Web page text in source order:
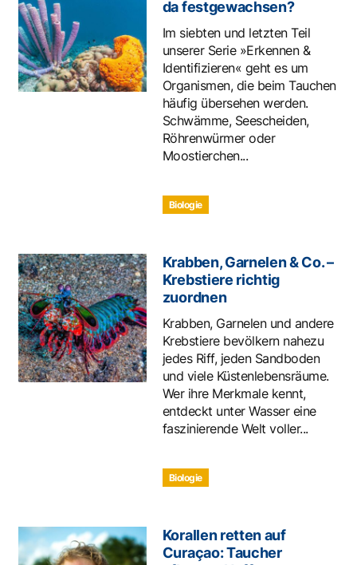
da festgewachsen?
Im siebten und letzten Teil
unserer Serie »Erkennen &
Identifizieren« geht es um
Organismen, die beim Tauchen
häufig übersehen werden.
Schwämme, Seescheiden,
Röhrenwürmer oder
Moostierchen...
Biologie
Krabben, Garnelen & Co. –
Krebstiere richtig
zuordnen
Krabben, Garnelen und andere
Krebstiere bevölkern nahezu
jedes Riff, jeden Sandboden
und viele Küstenlebensräume.
Wer ihre Merkmale kennt,
entdeckt unter Wasser eine
faszinierende Welt voller...
Biologie
Korallen retten auf
Curaçao: Taucher